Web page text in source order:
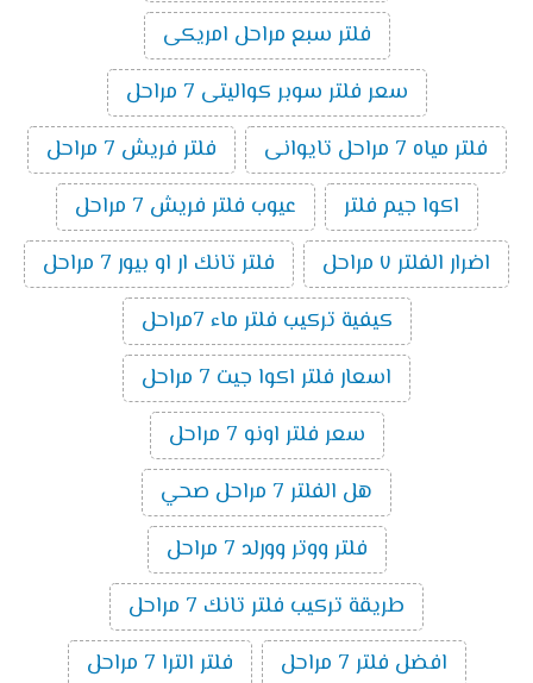
فلتر سبع مراحل امريكى
سعر فلتر سوبر كواليتى 7 مراحل
فلتر مياه 7 مراحل تايوانى
فلتر فريش 7 مراحل
اكوا جيم فلتر
عيوب فلتر فريش 7 مراحل
اضرار الفلتر ٧ مراحل
فلتر تانك ار او بيور 7 مراحل
كيفية تركيب فلتر ماء 7مراحل
اسعار فلتر اكوا جيت 7 مراحل
سعر فلتر اونو 7 مراحل
هل الفلتر 7 مراحل صحي
فلتر ووتر وورلد 7 مراحل
طريقة تركيب فلتر تانك 7 مراحل
افضل فلتر 7 مراحل
فلتر الترا 7 مراحل